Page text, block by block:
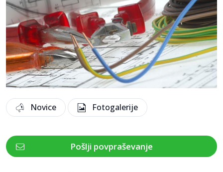
Novice Fotogalerije
Pošlji povpraševanje